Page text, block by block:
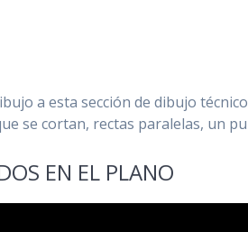
a esta sección de dibujo
se cortan, rectas paralelas, un
EN EL PLANO